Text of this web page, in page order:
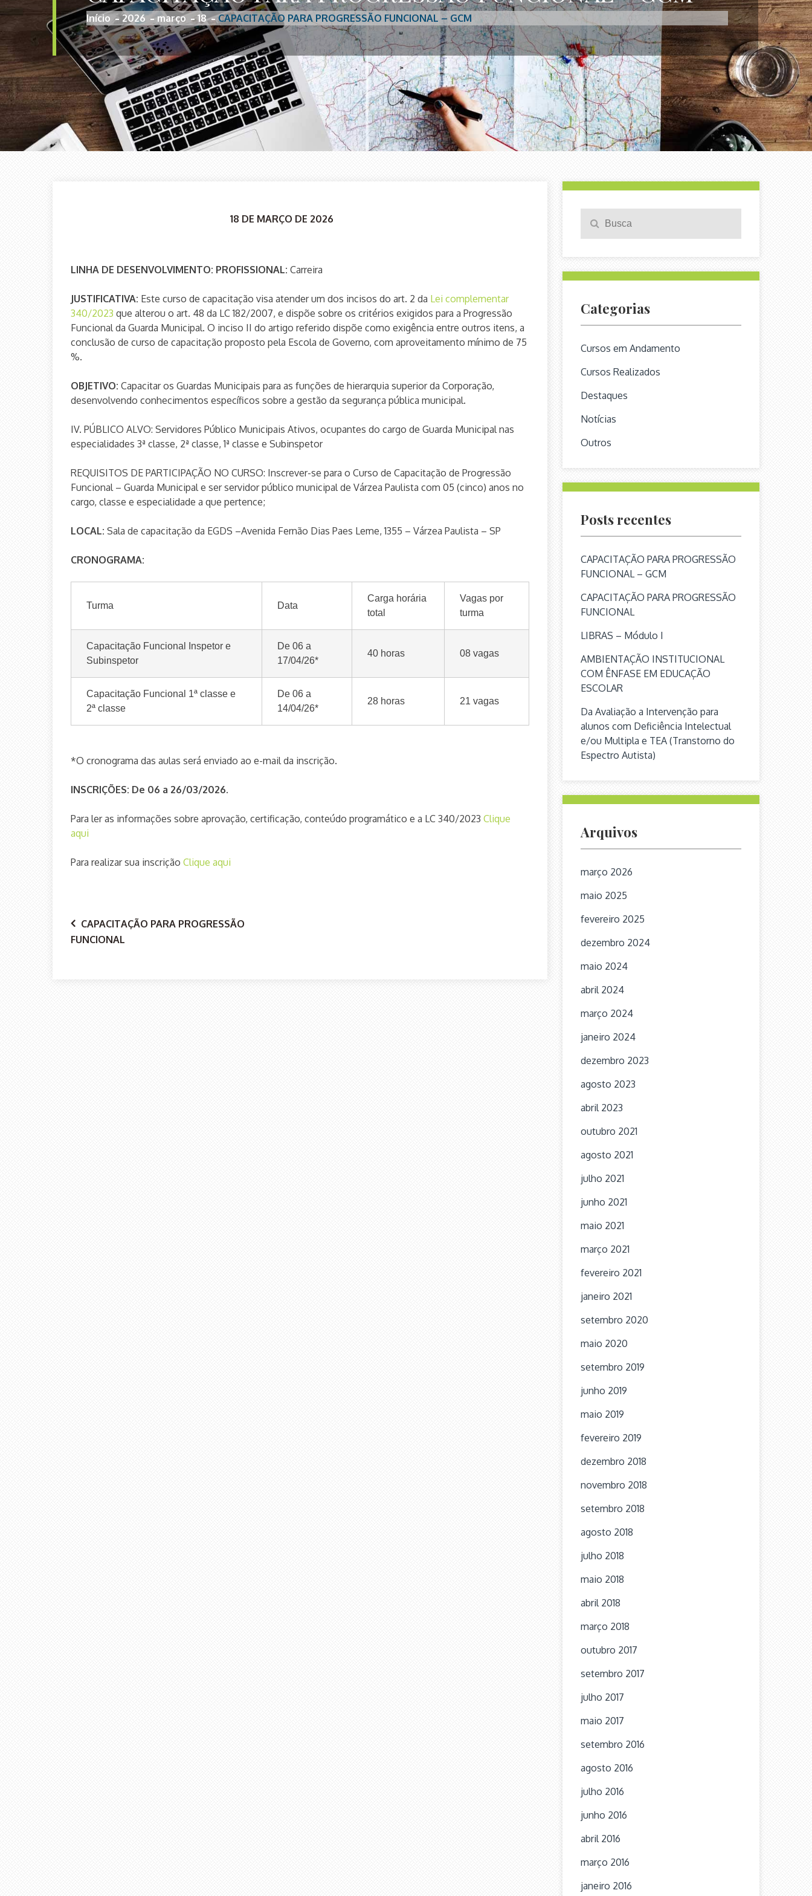
Início 2026 março 18 CAPACITAÇÃO PARA PROGRESSÃO FUNCIONAL – GCM
18 DE MARÇO DE 2026
LINHA DE DESENVOLVIMENTO: PROFISSIONAL: Carreira
JUSTIFICATIVA: Este curso de capacitação visa atender um dos incisos do art. 2 da Lei complementar
340/2023 que alterou o art. 48 da LC 182/2007, e dispõe sobre os critérios exigidos para a Progressão
Funcional da Guarda Municipal. O inciso II do artigo referido dispõe como exigência entre outros itens, a
conclusão de curso de capacitação proposto pela Escola de Governo, com aproveitamento mínimo de 75
%.
OBJETIVO: Capacitar os Guardas Municipais para as funções de hierarquia superior da Corporação,
desenvolvendo conhecimentos específicos sobre a gestão da segurança pública municipal.
IV. PÚBLICO ALVO: Servidores Público Municipais Ativos, ocupantes do cargo de Guarda Municipal nas
especialidades 3ª classe, 2ª classe, 1ª classe e Subinspetor
REQUISITOS DE PARTICIPAÇÃO NO CURSO: Inscrever-se para o Curso de Capacitação de Progressão
Funcional – Guarda Municipal e ser servidor público municipal de Várzea Paulista com 05 (cinco) anos no
cargo, classe e especialidade a que pertence;
LOCAL: Sala de capacitação da EGDS –Avenida Fernão Dias Paes Leme, 1355 – Várzea Paulista – SP
CRONOGRAMA:
Turma Data
Carga horária
total
Vagas por
turma
Capacitação Funcional Inspetor e
Subinspetor
De 06 a
17/04/26*
40 horas 08 vagas
Capacitação Funcional 1ª classe e
2ª classe
De 06 a
14/04/26*
28 horas 21 vagas
*O cronograma das aulas será enviado ao e-mail da inscrição.
INSCRIÇÕES: De 06 a 26/03/2026.
Para ler as informações sobre aprovação, certificação, conteúdo programático e a LC 340/2023 Clique
aqui
Para realizar sua inscrição Clique aqui
Navegação
de
CAPACITAÇÃO PARA PROGRESSÃO
FUNCIONAL
para:
Search
Categorias
Cursos em Andamento
Cursos Realizados
Destaques
Notícias
Outros
Posts recentes
CAPACITAÇÃO PARA PROGRESSÃO
FUNCIONAL – GCM
CAPACITAÇÃO PARA PROGRESSÃO
FUNCIONAL
LIBRAS – Módulo I
AMBIENTAÇÃO INSTITUCIONAL
COM ÊNFASE EM EDUCAÇÃO
ESCOLAR
Da Avaliação a Intervenção para
alunos com Deficiência Intelectual
e/ou Multipla e TEA (Transtorno do
Espectro Autista)
Arquivos
março 2026
maio 2025
fevereiro 2025
dezembro 2024
maio 2024
abril 2024
março 2024
janeiro 2024
dezembro 2023
agosto 2023
abril 2023
outubro 2021
agosto 2021
julho 2021
junho 2021
maio 2021
março 2021
fevereiro 2021
janeiro 2021
setembro 2020
maio 2020
setembro 2019
junho 2019
maio 2019
fevereiro 2019
dezembro 2018
novembro 2018
setembro 2018
agosto 2018
julho 2018
maio 2018
abril 2018
março 2018
outubro 2017
setembro 2017
julho 2017
maio 2017
setembro 2016
agosto 2016
julho 2016
junho 2016
abril 2016
março 2016
janeiro 2016